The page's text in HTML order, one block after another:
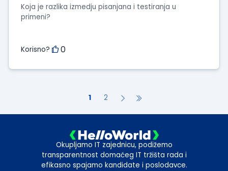
Koja je razlika izmedju pisanjana i testiranja u
primeni?
Korisno? 0
1 2
Okupljamo IT zajednicu, podižemo
transparentnost domaćeg IT tržišta rada i
efikasno spajamo kandidate i poslodavce.